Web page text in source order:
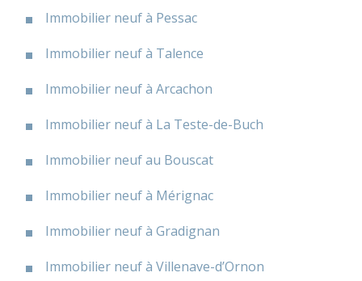
Immobilier neuf à Pessac
Immobilier neuf à Talence
Immobilier neuf à Arcachon
Immobilier neuf à La Teste-de-Buch
Immobilier neuf au Bouscat
Immobilier neuf à Mérignac
Immobilier neuf à Gradignan
Immobilier neuf à Villenave-d’Ornon